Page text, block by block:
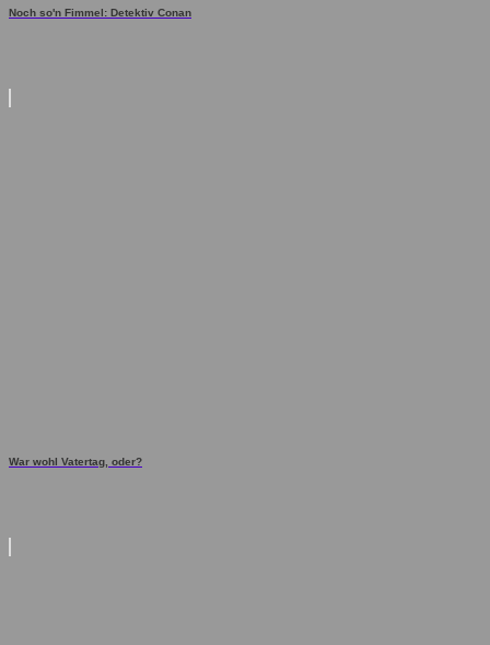
Noch so'n Fimmel: Detektiv Conan
War wohl Vatertag, oder?